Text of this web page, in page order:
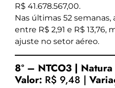
R$ 41.678.567,00.
Nas últimas 52 semanas,
entre R$ 2,91 e R$ 13,76,
ajuste no setor aéreo.
8º – NTCO3 |
Valor: R$ 9,48 |